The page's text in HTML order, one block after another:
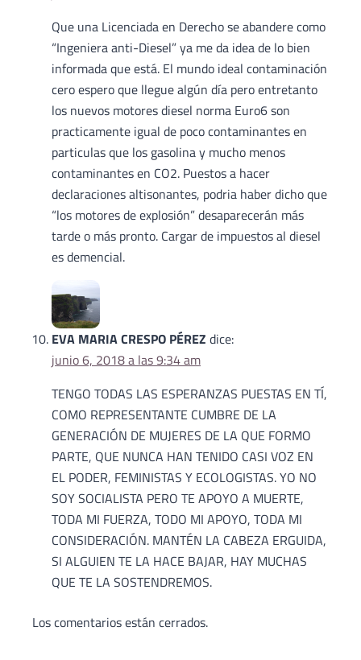
Que una Licenciada en Derecho se abandere como
“Ingeniera anti-Diesel” ya me da idea de lo bien
informada que está. El mundo ideal contaminación
cero espero que llegue algún día pero entretanto
los nuevos motores diesel norma Euro6 son
practicamente igual de poco contaminantes en
particulas que los gasolina y mucho menos
contaminantes en CO2. Puestos a hacer
declaraciones altisonantes, podria haber dicho que
“los motores de explosión” desaparecerán más
tarde o más pronto. Cargar de impuestos al diesel
es demencial.
EVA MARIA CRESPO PÉREZ dice:
junio 6, 2018 a las 9:34 am
TENGO TODAS LAS ESPERANZAS PUESTAS EN TÍ,
COMO REPRESENTANTE CUMBRE DE LA
GENERACIÓN DE MUJERES DE LA QUE FORMO
PARTE, QUE NUNCA HAN TENIDO CASI VOZ EN
EL PODER, FEMINISTAS Y ECOLOGISTAS. YO NO
SOY SOCIALISTA PERO TE APOYO A MUERTE,
TODA MI FUERZA, TODO MI APOYO, TODA MI
CONSIDERACIÓN. MANTÉN LA CABEZA ERGUIDA,
SI ALGUIEN TE LA HACE BAJAR, HAY MUCHAS
QUE TE LA SOSTENDREMOS.
Los comentarios están cerrados.